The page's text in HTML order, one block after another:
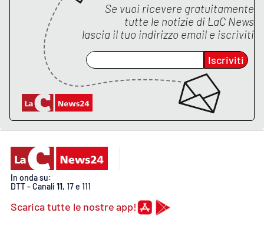
Vibo Valentia
Reggio Calabria
Cosenza
Lamezia Terme
PROGETTI
SPECIALI
Buona Sanità Calabria
Se vuoi ricevere gratuitamente
tutte le notizie di LaC News
lascia il tuo indirizzo email e iscriviti
Iscriviti
In onda su:
DTT - Canali 11, 17 e 111
Scarica tutte le nostre app!